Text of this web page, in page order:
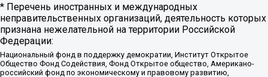
* Перечень иностранных и международных
неправительственных организаций, деятельность которых
признана нежелательной на территории Российской
Федерации:
Национальный фонд в поддержку демократии, Институт Открытое
Общество Фонд Содействия, Фонд Открытое общество, Американо-
российский фонд по экономическому и правовому развитию,